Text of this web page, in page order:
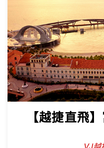
【越捷直飛